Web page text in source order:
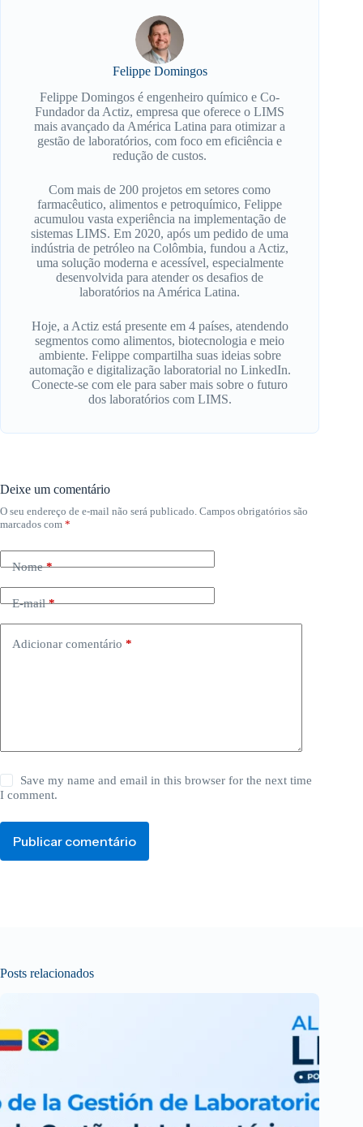
Felippe Domingos
Felippe Domingos é engenheiro químico e Co-
Fundador da Actiz, empresa que oferece o LIMS
mais avançado da América Latina para otimizar a
gestão de laboratórios, com foco em eficiência e
redução de custos.
Com mais de 200 projetos em setores como
farmacêutico, alimentos e petroquímico, Felippe
acumulou vasta experiência na implementação de
sistemas LIMS. Em 2020, após um pedido de uma
indústria de petróleo na Colômbia, fundou a Actiz,
uma solução moderna e acessível, especialmente
desenvolvida para atender os desafios de
laboratórios na América Latina.
Hoje, a Actiz está presente em 4 países, atendendo
segmentos como alimentos, biotecnologia e meio
ambiente. Felippe compartilha suas ideias sobre
automação e digitalização laboratorial no LinkedIn.
Conecte-se com ele para saber mais sobre o futuro
dos laboratórios com LIMS.
Deixe um comentário
O seu endereço de e-mail não será publicado. Campos obrigatórios são
marcados com *
Nome*
E-mail*
Adicionar comentário *
Save my name and email in this browser for the next time
I comment.
Publicar comentário
Posts relacionados